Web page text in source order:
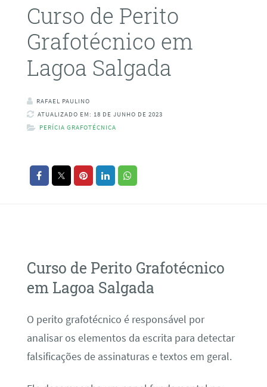
Curso de Perito
Grafotécnico em
Lagoa Salgada
RAFAEL PAULINO
ATUALIZADO EM: 18 DE JUNHO DE 2023
PERÍCIA GRAFOTÉCNICA
Curso de Perito Grafotécnico
em Lagoa Salgada
O perito grafotécnico é responsável por
analisar os elementos da escrita para detectar
falsificações de assinaturas e textos em geral.